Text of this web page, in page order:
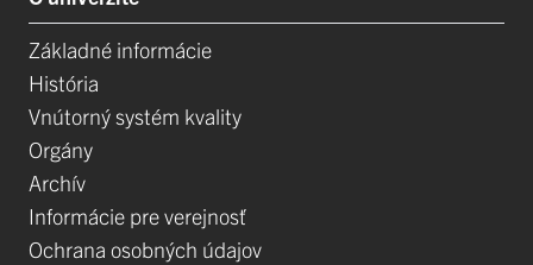
Základné informácie
História
Vnútorný systém kvality
Orgány
Archív
Informácie pre verejnosť
Ochrana osobných údajov